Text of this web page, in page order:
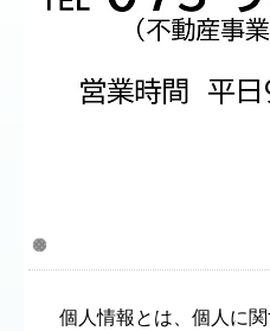
売却査定
個人情報とは、個人に関